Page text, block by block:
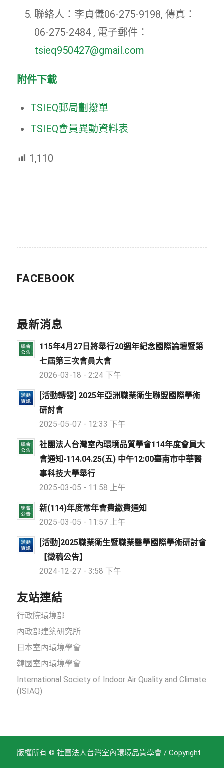
聯絡人：李貞儀06-275-9198, 傳真：
06-275-2484 , 電子郵件：
tsieq950427@gmail.com
附件下載
TSIEQ郵局劃撥單
TSIEQ會員異動資料表
1,110
FACEBOOK
最新消息
115年4月27日將舉行20週年紀念國際論壇暨第
七屆第三次會員大會
2026-03-18 - 2:24 下午
[活動轉發] 2025年亞洲職業衛生聯盟國際學術
研討會
2025-05-07 - 12:33 下午
社團法人台灣室內環境品質學會114年度會員大
會通知-114.04.25(五) 中午12:00臺南市中華醫
事科技大學舉行
2025-03-05 - 11:58 上午
新(114)年度常年會費繳費通知
2025-03-05 - 11:57 上午
[活動]2025職業衛生暨職業醫學國際學術研討會
【徵稿公告】
2024-12-27 - 3:58 下午
友站連結
行政院環境部
內政部建築研究所
日本室內環境學會
韓國室內環境學會
International Society of Indoor Air Quality and Climate
(ISIAQ)
版權所有 © 社團法人台灣室內環境品質學會 / Copyright